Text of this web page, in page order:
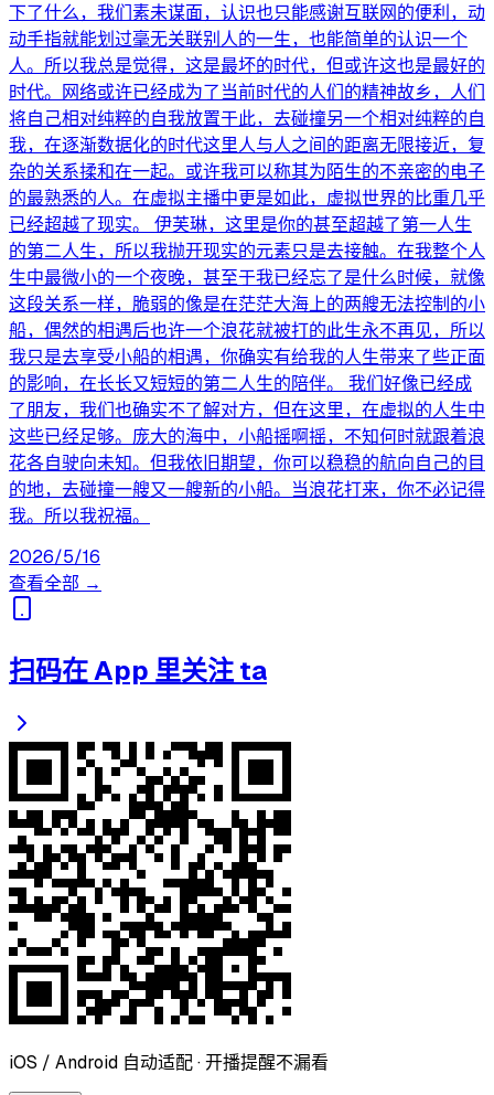
下了什么，我们素未谋面，认识也只能感谢互联网的便利，动
动手指就能划过毫无关联别人的一生，也能简单的认识一个
人。所以我总是觉得，这是最坏的时代，但或许这也是最好的
时代。网络或许已经成为了当前时代的人们的精神故乡，人们
将自己相对纯粹的自我放置于此，去碰撞另一个相对纯粹的自
我，在逐渐数据化的时代这里人与人之间的距离无限接近，复
杂的关系揉和在一起。或许我可以称其为陌生的不亲密的电子
的最熟悉的人。在虚拟主播中更是如此，虚拟世界的比重几乎
已经超越了现实。 伊芙琳，这里是你的甚至超越了第一人生
的第二人生，所以我抛开现实的元素只是去接触。在我整个人
生中最微小的一个夜晚，甚至于我已经忘了是什么时候，就像
这段关系一样，脆弱的像是在茫茫大海上的两艘无法控制的小
船，偶然的相遇后也许一个浪花就被打的此生永不再见，所以
我只是去享受小船的相遇，你确实有给我的人生带来了些正面
的影响，在长长又短短的第二人生的陪伴。 我们好像已经成
了朋友，我们也确实不了解对方，但在这里，在虚拟的人生中
这些已经足够。庞大的海中，小船摇啊摇，不知何时就跟着浪
花各自驶向未知。但我依旧期望，你可以稳稳的航向自己的目
的地，去碰撞一艘又一艘新的小船。当浪花打来，你不必记得
我。所以我祝福。
2026/5/16
查看全部 →
扫码在 App 里关注 ta
iOS / Android 自动适配 · 开播提醒不漏看